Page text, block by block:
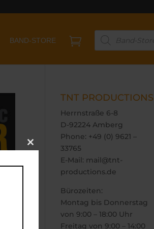
BAND-STORE 
Products
search
TNT PRODUCTIONS
Herrnstraße 6-8
D-92224 Amberg
Phone: +49 (0) 9621 –
33765
E-Mail: mail@tnt-
productions.de
Bürozeiten:
Montag bis Donnerstag
von 9:00 – 18:00 Uhr
Freitag von 9:00 – 14:00
Close